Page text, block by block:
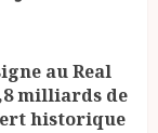
au Real
milliards de
historique